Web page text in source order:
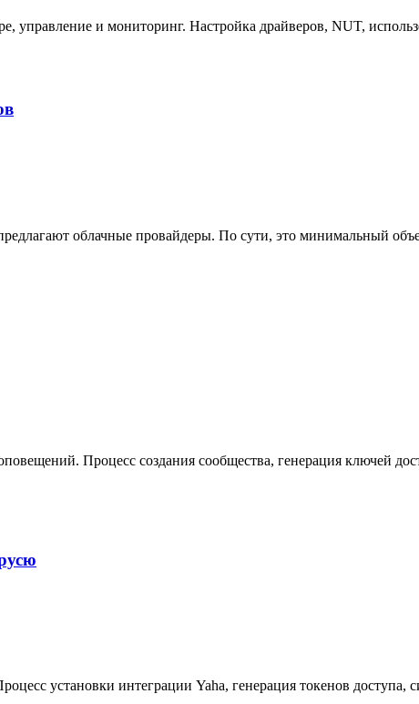
управление и мониторинг. Настройка драйверов, NUT,
облачные провайдеры. По сути, это минимальный
Процесс создания сообщества, генерация ключей
установки интеграции Yaha, генерация токенов доступа,